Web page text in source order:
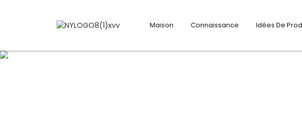
Maison Connaissance Idées De